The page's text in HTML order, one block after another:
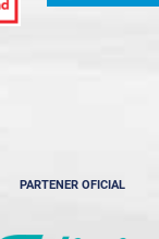
PARTENER OFICIAL